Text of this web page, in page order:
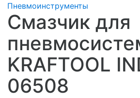
Пневмоинструменты
Смазчик для
KRAFTOOL
06508